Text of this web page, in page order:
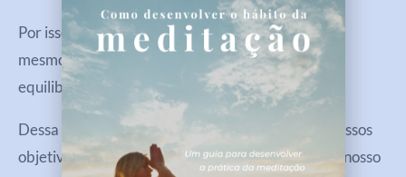
Por isso, temos que ter um compromisso com nós
mesmos de mantermos nossa energia limpa e
equilibrada no restante do ano também.
Dessa forma, conseguiremos manter o foco em nossos
objetivos e realizar nossos desejos, manifestando nosso